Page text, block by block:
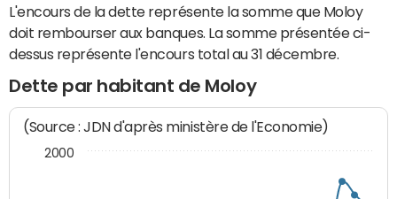
L'encours de la dette représente la somme que Moloy
doit rembourser aux banques. La somme présentée ci-
dessus représente l'encours total au 31 décembre.
Dette par habitant de Moloy
(Source : JDN d'après ministère de l'Economie)
2000